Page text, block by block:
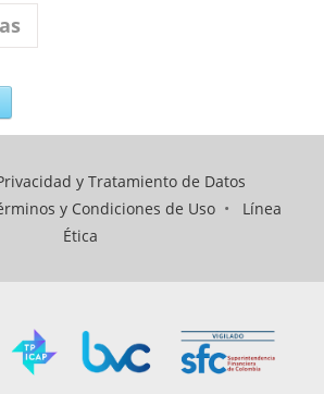
y Tratamiento de Datos
y Condiciones de Uso• Línea
Ética